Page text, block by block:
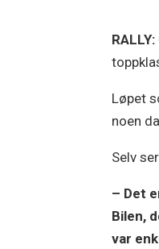
RALLY:
Løpet
noen
Selv
– Det
Bilen,
var